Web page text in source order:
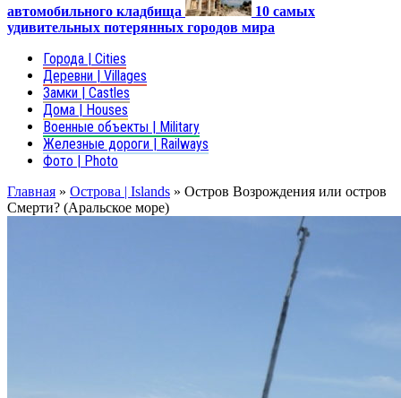
автомобильного кладбища
10 самых
удивительных потерянных городов мира
Города | Cities
Деревни | Villages
Замки | Castles
Дома | Houses
Военные объекты | Military
Железные дороги | Railways
Фото | Photo
Главная » Острова | Islands » Остров Возрождения или остров
Смерти? (Аральское море)